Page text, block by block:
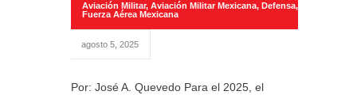
Aviación Militar, Aviación Militar Mexicana, Defensa,
Fuerza Aérea Mexicana
agosto 5, 2025
Por: José A. Quevedo Para el 2025, el